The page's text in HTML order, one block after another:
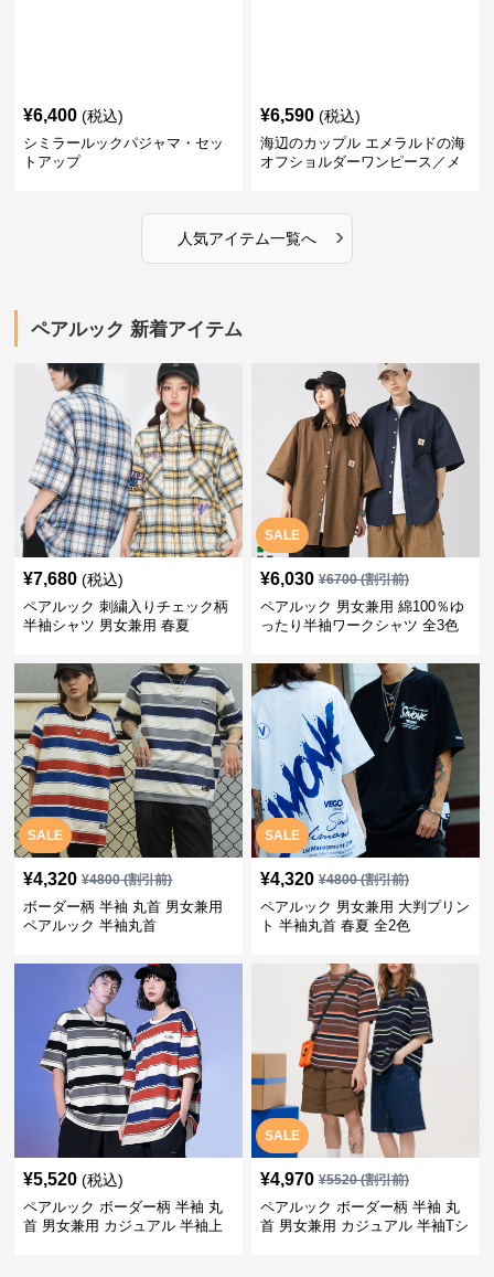
¥6,400 (税込)
シミラールックパジャマ・セッ
トアップ
¥6,590 (税込)
海辺のカップル エメラルドの海
オフショルダーワンピース／メ
人気アイテム一覧へ ›
ペアルック 新着アイテム
¥7,680 (税込)
ペアルック 刺繍入りチェック柄
半袖シャツ 男女兼用 春夏
SALE
¥6,030 ¥6700(割引前)
ペアルック 男女兼用 綿100％ゆ
ったり半袖ワークシャツ 全3色
SALE
¥4,320 ¥4800(割引前)
ボーダー柄 半袖 丸首 男女兼用
ペアルック 半袖丸首
SALE
¥4,320 ¥4800(割引前)
ペアルック 男女兼用 大判プリン
ト 半袖丸首 春夏 全2色
¥5,520 (税込)
ペアルック ボーダー柄 半袖 丸
首 男女兼用 カジュアル 半袖上
SALE
¥4,970 ¥5520(割引前)
ペアルック ボーダー柄 半袖 丸
首 男女兼用 カジュアル 半袖Tシ